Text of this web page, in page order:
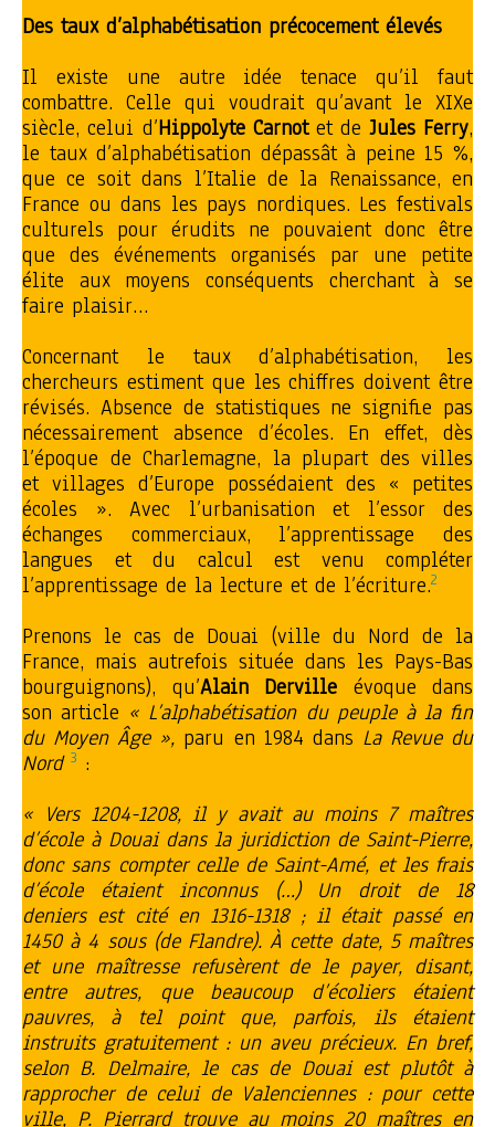
Des taux d’alphabétisation précocement élevés
Il existe une autre idée tenace qu’il faut
combattre. Celle qui voudrait qu’avant le XIXe
siècle, celui d’Hippolyte Carnotet deJules Ferry,
le taux d’alphabétisation dépassât à peine 15 %,
que ce soit dans l’Italie de la Renaissance, en
France ou dans les pays nordiques. Les festivals
culturels pour érudits ne pouvaient donc être
que des événements organisés par une petite
élite aux moyens conséquents cherchant à se
faire plaisir…
Concernant le taux d’alphabétisation, les
chercheurs estiment que les chiffres doivent être
révisés. Absence de statistiques ne signifie pas
nécessairement absence d’écoles. En effet, dès
l’époque de Charlemagne, la plupart des villes
et villages d’Europe possédaient des « petites
écoles ». Avec l’urbanisation et l’essor des
échanges commerciaux, l’apprentissage des
langues et du calcul est venu compléter
l’apprentissage de la lecture et de l’écriture.2
Prenons le cas de Douai (ville du Nord de la
France, mais autrefois située dans les Pays-Bas
bourguignons), qu’Alain Derville évoque dans
son article « L’alphabétisation du peuple à la fin
du Moyen Âge », paru en 1984 dans La Revue du
Nord 3 :
« Vers 1204-1208, il y avait au moins 7 maîtres
d’école à Douai dans la juridiction de Saint-Pierre,
donc sans compter celle de Saint-Amé, et les frais
d’école étaient inconnus (…) Un droit de 18
deniers est cité en 1316-1318 ; il était passé en
1450 à 4 sous (de Flandre). À cette date, 5 maîtres
et une maîtresse refusèrent de le payer, disant,
entre autres, que beaucoup d’écoliers étaient
pauvres, à tel point que, parfois, ils étaient
instruits gratuitement : un aveu précieux. En bref,
selon B. Delmaire, le cas de Douai est plutôt à
rapprocher de celui de Valenciennes : pour cette
ville, P. Pierrard trouve au moins 20 maîtres en